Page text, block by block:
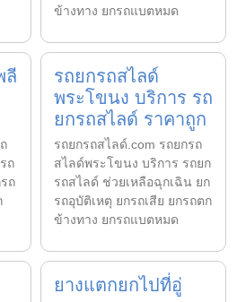
ข้างทาง ยกรถแบตหมด
ลี
ถ
ถ
รถยกรถสไลด์
พระโขนง บริการ รถ
ยกรถสไลด์ ราคาถูก
รถยกรถสไลด์.com รถยกรถ
สไลด์พระโขนง บริการ รถยก
รถสไลด์ ช่วยเหลือฉุกเฉิน ยก
รถอุบัติเหตุ ยกรถเสีย ยกรถตก
ข้างทาง ยกรถแบตหมด
ยางแตกยกไปที่อู่